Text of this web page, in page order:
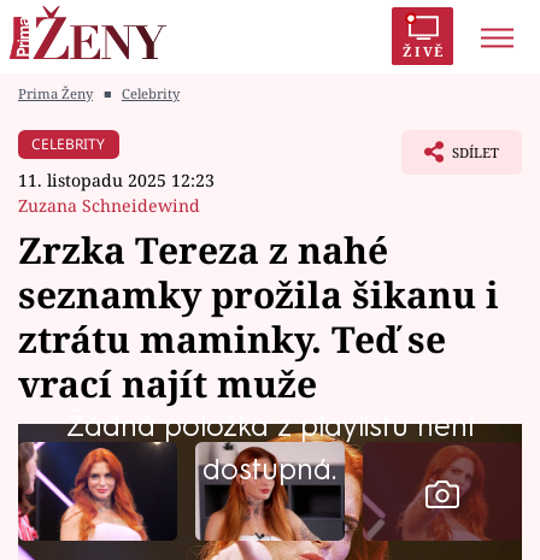
ŽIVĚ
Módní alarm
Témata
Celebrity
Vztahy
Seriály
Horoskopy
Prima Ženy ■ Celebrity
CELEBRITY
11. listopadu 2025 12:23
Zuzana Schneidewind
SDÍLET
Zrzka Tereza z nahé
seznamky prožila šikanu i
ztrátu maminky. Teď se
vrací najít muže
Žádná položka z playlistu není
dostupná.